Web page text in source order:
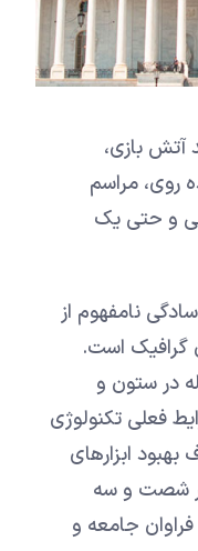
آتش بازی،
روی، مراسم
و حتی یک
نامفهوم از
گرافیک است.
در ستون و
فعلی تکنولوژی
ابزارهای
در شصت و سه
جامعه و